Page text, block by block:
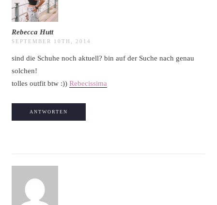
Rebecca Hutt
SEPTEMBER 10TH, 2014
sind die Schuhe noch aktuell? bin auf der Suche nach genau
solchen!
tolles outfit btw :)) Rebecissima
ANTWORTEN